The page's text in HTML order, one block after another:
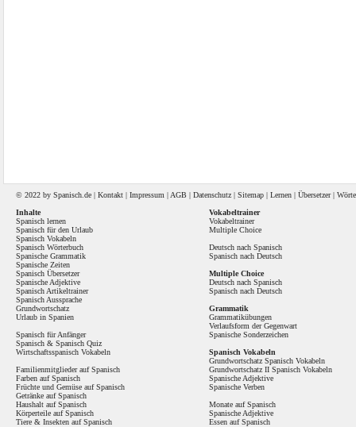
© 2022 by Spanisch .de | Kontakt | Impressum | AGB | Datenschutz | Sitemap | Lernen | Übersetzer|
Inhalte
Spanisch lernen
Spanisch für den Urlaub
Spanisch Vokabeln
Spanisch Wörterbuch
Spanische Grammatik
Spanische Zeiten
Spanisch Übersetzer
Spanische Adjektive
Spanisch Artikeltrainer
Spanisch Aussprache
Grundwortschatz
Urlaub in Spanien
Spanisch für Anfänger
Spanisch & Spanisch Quiz
Wirtschaftsspanisch Vokabeln
Familienmitglieder auf Spanisch
Farben auf Spanisch
Früchte und Gemüse auf Spanisch
Getränke auf Spanisch
Haushalt auf Spanisch
Körperteile auf Spanisch
Tiere & Insekten auf Spanisch
Vokabeltrainer
Vokabeltrainer
Multiple Choice
Deutsch nach Spanisch
Spanisch nach Deutsch
Multiple Choice
Deutsch nach Spanisch
Spanisch nach Deutsch
Grammatik
Grammatikübungen
Verlaufsform der Gegenwart
Spanische Sonderzeichen
Spanisch Vokabeln
Grundwortschatz Spanisch Vokabeln
Grundwortschatz II Spanisch Vokabeln
Spanische Adjektive
Spanische Verben
Monate auf Spanisch
Spanische Adjektive
Essen auf Spanisch